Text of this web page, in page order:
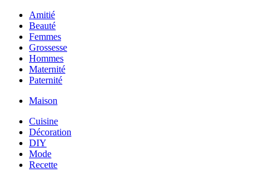
Amitié
Beauté
Femmes
Grossesse
Hommes
Maternité
Paternité
Maison
Cuisine
Décoration
DIY
Mode
Recette